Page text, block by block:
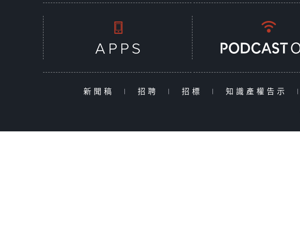
新聞稿 | 招聘 | 招標 | 知識產權告示 |